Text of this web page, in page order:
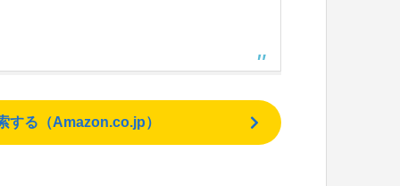
する（Amazon.co.jp）